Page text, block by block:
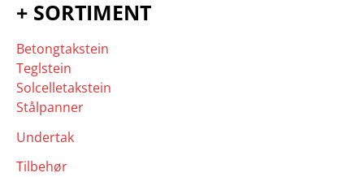
+ SORTIMENT
Betongtakstein
Teglstein
Solcelletakstein
Stålpanner
Undertak
Tilbehør